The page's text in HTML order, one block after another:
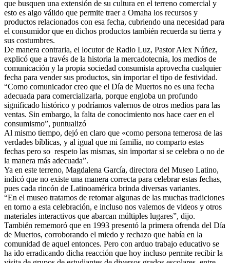
que busquen una extensión de su cultura en el terreno comercial y
esto es algo válido que permite traer a Omaha los recursos y
productos relacionados con esa fecha, cubriendo una necesidad para
el consumidor que en dichos productos también recuerda su tierra y
sus costumbres.
De manera contraria, el locutor de Radio Luz, Pastor Alex Núñez,
explicó que a través de la historia la mercadotecnia, los medios de
comunicación y la propia sociedad consumista aprovecha cualquier
fecha para vender sus productos, sin importar el tipo de festividad.
“Como comunicador creo que el Día de Muertos no es una fecha
adecuada para comercializarla, porque engloba un profundo
significado histórico y podríamos valernos de otros medios para las
ventas. Sin embargo, la falta de conocimiento nos hace caer en el
consumismo”, puntualizó
Al mismo tiempo, dejó en claro que «como persona temerosa de las
verdades bíblicas, y al igual que mi familia, no comparto estas
fechas pero so respeto las mismas, sin importar si se celebra o no de
la manera más adecuada”.
Ya en este terreno, Magdalena García, directora del Museo Latino,
indicó que no existe una manera correcta para celebrar estas fechas,
pues cada rincón de Latinoamérica brinda diversas variantes.
“En el museo tratamos de retomar algunas de las muchas tradiciones
en torno a esta celebración, e incluso nos valemos de videos y otros
materiales interactivos que abarcan múltiples lugares”, dijo.
También rememoró que en 1993 presentó la primera ofrenda del Día
de Muertos, corroborando el miedo y rechazo que había en la
comunidad de aquel entonces. Pero con arduo trabajo educativo se
ha ido erradicando dicha reacción que hoy incluso permite recibir la